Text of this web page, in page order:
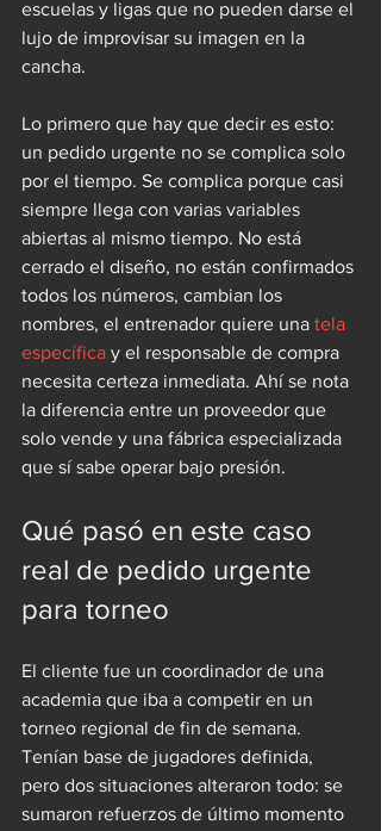
escuelas y ligas que no pueden darse el
lujo de improvisar su imagen en la
cancha.
Lo primero que hay que decir es esto:
un pedido urgente no se complica solo
por el tiempo. Se complica porque casi
siempre llega con varias variables
abiertas al mismo tiempo. No está
cerrado el diseño, no están confirmados
todos los números, cambian los
nombres, el entrenador quiere una tela
específica y el responsable de compra
necesita certeza inmediata. Ahí se nota
la diferencia entre un proveedor que
solo vende y una fábrica especializada
que sí sabe operar bajo presión.
Qué pasó en este caso
real de pedido urgente
para torneo
El cliente fue un coordinador de una
academia que iba a competir en un
torneo regional de fin de semana.
Tenían base de jugadores definida,
pero dos situaciones alteraron todo: se
sumaron refuerzos de último momento